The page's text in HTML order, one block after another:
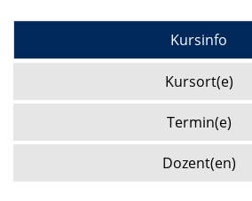
Kursinfo
Kursort(e)
Termin(e)
Dozent(en)